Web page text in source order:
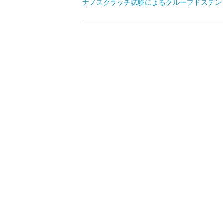
ナノスクラッチ試験によるグルーブドステ